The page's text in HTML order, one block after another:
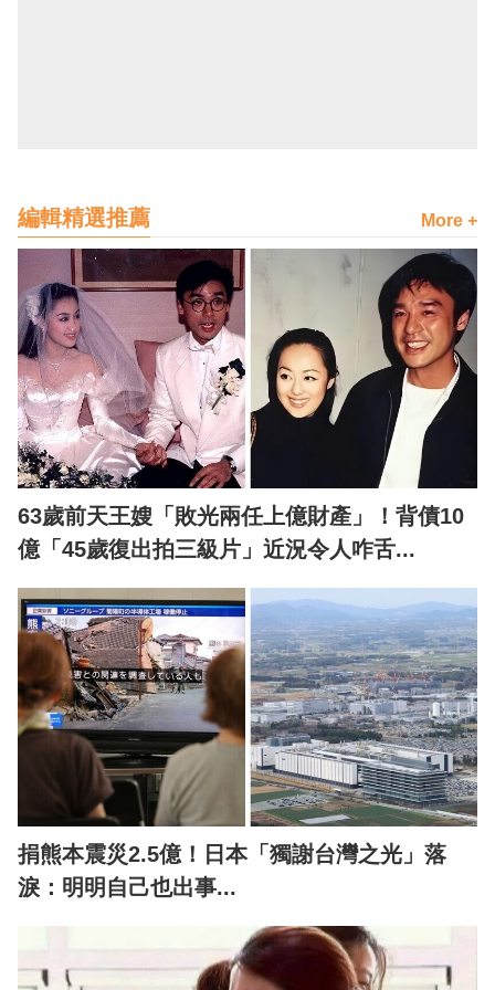
編輯精選推薦 More +
63歲前天王嫂「敗光兩任上億財產」！背債10
億「45歲復出拍三級片」近況令人咋舌...
捐熊本震災2.5億！日本「獨謝台灣之光」落
淚：明明自己也出事...